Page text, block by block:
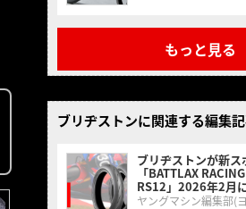
もっと見る
ブリヂストンに関連する編集
ブリヂストンが新ス
「BATTLAX
RS12」2026年2月
ヤングマシン編集部(